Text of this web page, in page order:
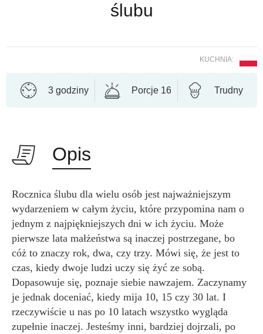
ślubu
KUCHNIA:
3 godziny Porcje 16 Trudny
Opis
Rocznica ślubu dla wielu osób jest najważniejszym
wydarzeniem w całym życiu, które przypomina nam o
jednym z najpiękniejszych dni w ich życiu. Może
pierwsze lata małżeństwa są inaczej postrzegane, bo
cóż to znaczy rok, dwa, czy trzy. Mówi się, że jest to
czas, kiedy dwoje ludzi uczy się żyć ze sobą.
Dopasowuje się, poznaje siebie nawzajem. Zaczynamy
je jednak doceniać, kiedy mija 10, 15 czy 30 lat. I
rzeczywiście u nas po 10 latach wszystko wygląda
zupełnie inaczej. Jesteśmy inni, bardziej dojrzali, po